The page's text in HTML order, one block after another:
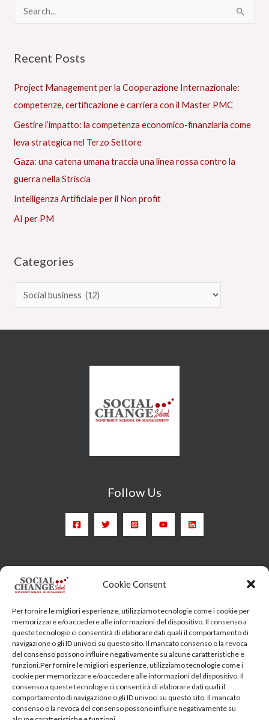
Cookie Consent
Per fornire le migliori esperienze, utilizziamo tecnologie come i cookie per
memorizzare e/o accedere alle informazioni del dispositivo. Il consenso a
queste tecnologie ci consentirà di elaborare dati quali il comportamento di
navigazione o gli ID univoci su questo sito. Il mancato consenso o la revoca
del consenso possono influire negativamente su alcune caratteristiche e
funzioni.Per fornire le migliori esperienze, utilizziamo tecnologie come i
cookie per memorizzare e/o accedere alle informazioni del dispositivo. Il
consenso a queste tecnologie ci consentirà di elaborare dati quali il
comportamento di navigazione o gli ID univoci su questo sito. Il mancato
consenso o la revoca del consenso possono influire negativamente su
a
:
Recent Posts
Project Management per la Cooperazione Internazionale:
competenze, certificazione e carriera con il Master PMC
Gestire l’impatto: la competenza economico-finanziaria come
leva strategica nel Terzo Settore
Gaza: una catena umana traccia una linea rossa contro la
guerra nella Striscia
Intelligenza Artificiale per il Non profit
AI per PM
Categories
o
Follow Us
Head Quarter: Spain – Calle Arrieta, 9 - 28013 Madrid
7 - 00185 Roma
socialchangeschool@socialchangeschool.org
PMC – Master
HOPE – Master
MIDHA – Master